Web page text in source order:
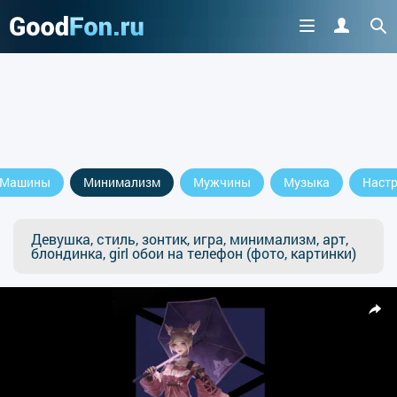
Машины Минимализм Мужчины Музыка
Девушка, стиль, зонтик, игра, минимализм, арт,
блондинка, girl обои на телефон (фото, картинки)